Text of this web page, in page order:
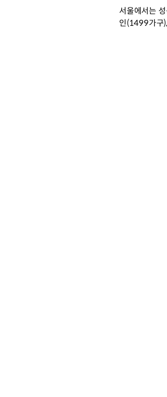
서울에서는
인(1499가구